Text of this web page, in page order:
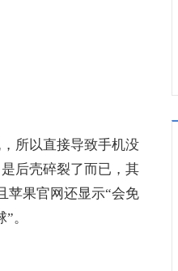
所以直接导致手机没
后壳碎裂了而已，其
苹果官网还显示“会免
。